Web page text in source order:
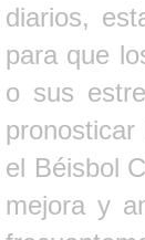
diarios,
para que
o sus
el Béisbol
mejora y